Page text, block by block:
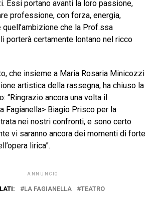
Essi portano avanti la loro passione,
professione, con forza, energia,
che la Prof.ssa
porterà certamente lontano nel ricco
che insieme a Maria Rosaria Minicozzi
artistica della rassegna, ha chiuso la
“Ringrazio ancora una volta il
Fagianella> Biagio Prisco per la
nei nostri confronti, e sono certo
vi saranno ancora dei momenti di forte
lirica”.
ANNUNCIO
LA FAGIANELLA TEATRO